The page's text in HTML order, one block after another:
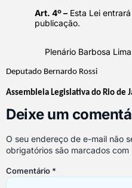
Art. 4º – Esta Lei
publicação.
Plenário Barbosa
Deputado Bernardo Rossi
Assembleia Legislativa do Rio de
Deixe um
O seu endereço de e-mail não
obrigatórios são marcados com
Comentário *